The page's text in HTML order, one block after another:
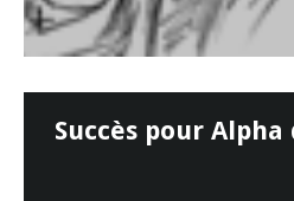
Succès pour Alpha